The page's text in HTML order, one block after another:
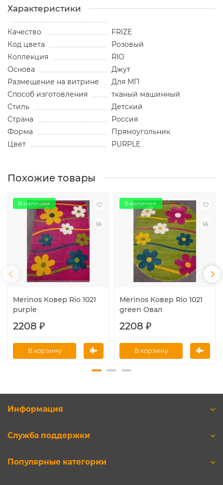
Характеристики
Качество
FRIZE
Код цвета
Розовый
Коллекция
RIO
Основа
Джут
Размещение на витрине
Для МП
Способ изготовления
тканый машинный
Стиль
Детский
Страна
Россия
Форма
Прямоугольник
Цвет
PURPLE
Похожие товары
В наличии.
Merinos Ковер Rio 1021
purple
2208 ₽
В корзину
В наличии.
Merinos Ковер Rio 1021
green Овал
2208 ₽
В корзину
Информация
Служба поддержки
Популярные категории